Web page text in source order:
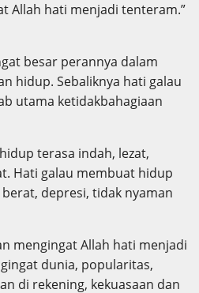
Allah hati menjadi tenteram.”
besar perannya dalam
hidup. Sebaliknya hati galau
utama ketidakbahagiaan
terasa indah, lezat,
Hati galau membuat hidup
depresi, tidak nyaman
mengingat Allah hati menjadi
dunia, popularitas,
di rekening, kekuasaan dan